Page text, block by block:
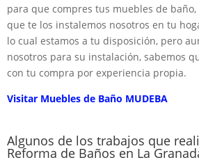
para que compres tus muebles de
que te los instalemos nosotros en tu
lo cual estamos a tu disposición, pero
nosotros para su instalación, sabemos
con tu compra por experiencia propia.
Visitar Muebles de Baño MUDEBA
Algunos de los trabajos que
Reforma de Baños en La